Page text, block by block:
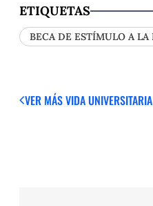
ETIQUETAS
BECA DE ESTÍMULO A
VER MÁSVIDA UNIVERSITARIA